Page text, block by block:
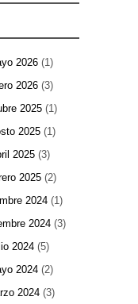
2026(1)
2026(3)
2025 (1)
2025 (1)
2025(3)
2025(2)
2024(1)
2024(3)
2024 (5)
2024(2)
2024(3)